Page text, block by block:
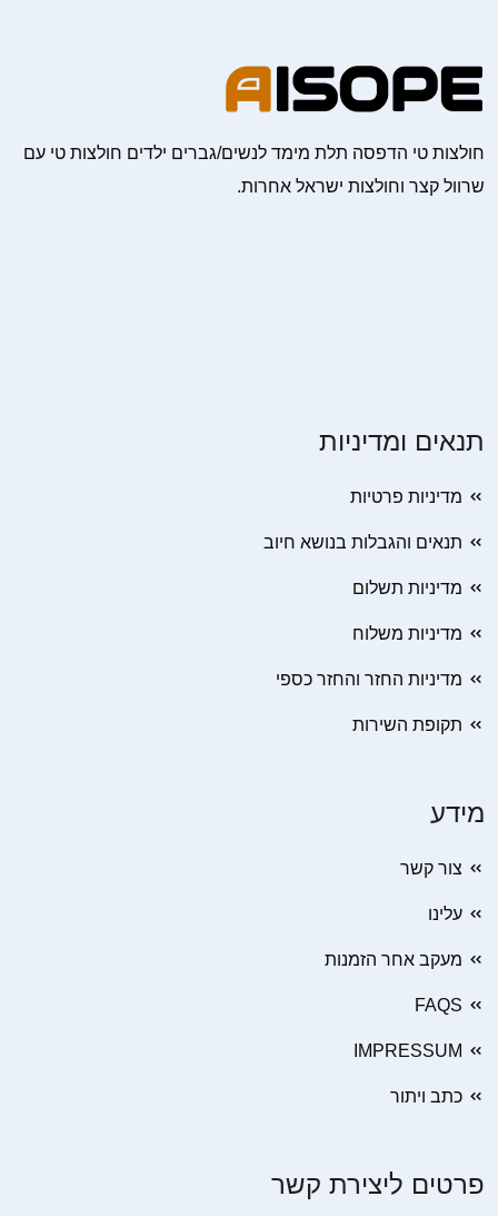
חולצות טי הדפסה תלת מימד לנשים/גברים ילדים חולצות טי עם
שרוול קצר וחולצות ישראל אחרות.
תנאים ומדיניות
מדיניות פרטיות
תנאים והגבלות בנושא חיוב
מדיניות תשלום
מדיניות משלוח
מדיניות החזר והחזר כספי
תקופת השירות
מידע
צור קשר
עלינו
מעקב אחר הזמנות
FAQS
IMPRESSUM
כתב ויתור
פרטים ליצירת קשר